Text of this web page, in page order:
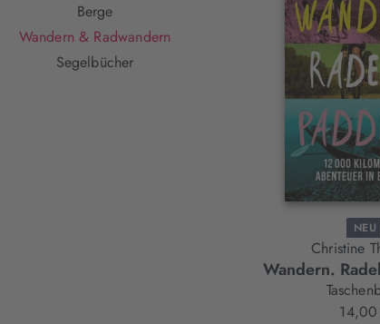
Berge
Wandern & Radwandern
Segelbücher
NEU
Christine
Wandern.